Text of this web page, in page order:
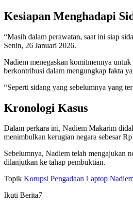
Kesiapan Menghadapi
“Masih dalam perawatan, saat ini siap
Senin, 26 Januari 2026.
Nadiem menegaskan komitmennya
berkontribusi dalam mengungkap fakta
“Seperti sidang yang sebelumnya yang
Kronologi Kasus
Dalam perkara ini, Nadiem Makarim
menimbulkan kerugian negara sebesar
Sebelumnya, Nadiem telah mengajukan
dilanjutkan ke tahap pembuktian.
Topik Korupsi Pengadaan Laptop
Ikuti Berita7